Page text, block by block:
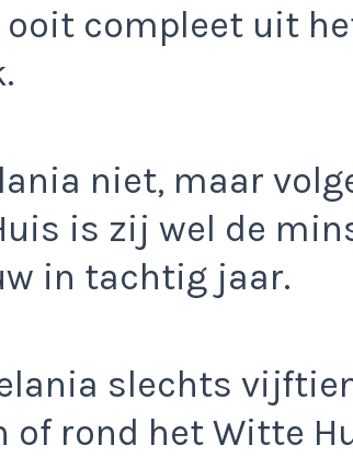
ooit compleet uit
niet, maar
is zij wel de
in tachtig jaar.
slechts
of rond het Witte